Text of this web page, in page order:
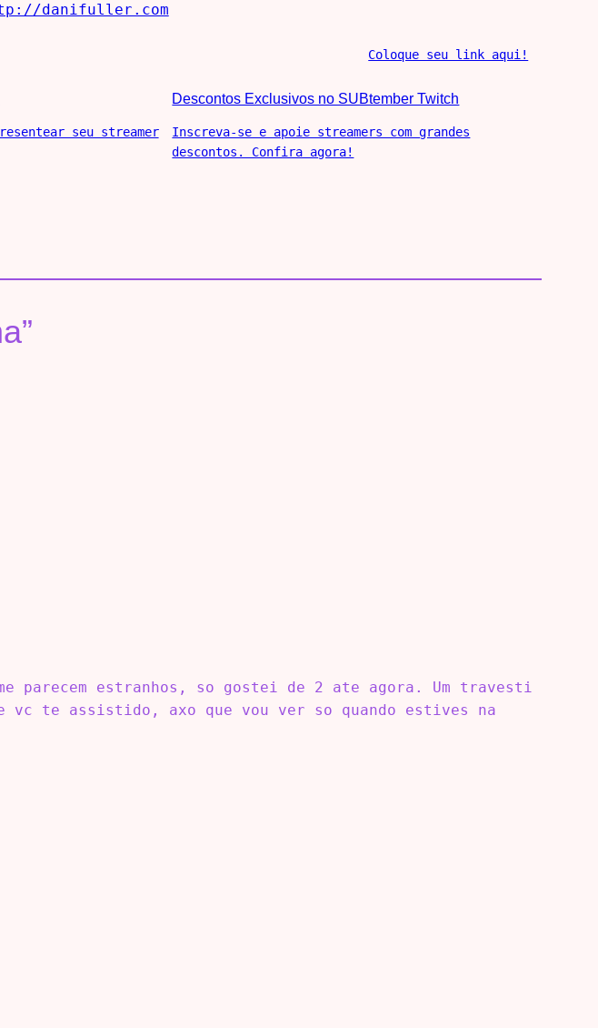
danifuller.com
Coloque seu link aqui!
seu streamer
Descontos Exclusivos no SUBtember Twitch
Inscreva-se e apoie streamers com grandes
descontos. Confira agora!
parecem estranhos, so gostei de 2 ate agora. Um travesti
vc te assistido, axo que vou ver so quando estives na